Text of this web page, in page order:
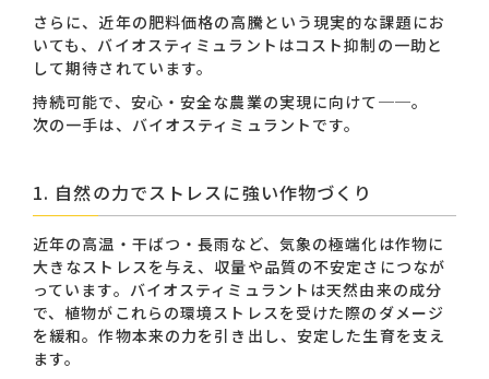
さらに、近年の肥料価格の高騰という現実的な課題にお
いても、バイオスティミュラントはコスト抑制の一助と
して期待されています。
持続可能で、安心・安全な農業の実現に向けて──。
次の一手は、バイオスティミュラントです。
1. 自然の力でストレスに強い作物づくり
近年の高温・干ばつ・長雨など、気象の極端化は作物に
大きなストレスを与え、収量や品質の不安定さにつなが
っています。バイオスティミュラントは天然由来の成分
で、植物がこれらの環境ストレスを受けた際のダメージ
を緩和。作物本来の力を引き出し、安定した生育を支え
ます。